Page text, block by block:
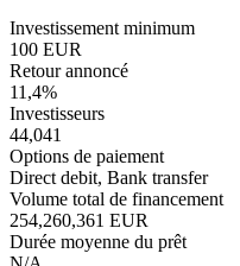
Investissement minimum
100 EUR
Retour annoncé
11,4%
Investisseurs
44,041
Options de paiement
Direct debit, Bank transfer
Volume total de financement
254,260,361 EUR
Durée moyenne du prêt